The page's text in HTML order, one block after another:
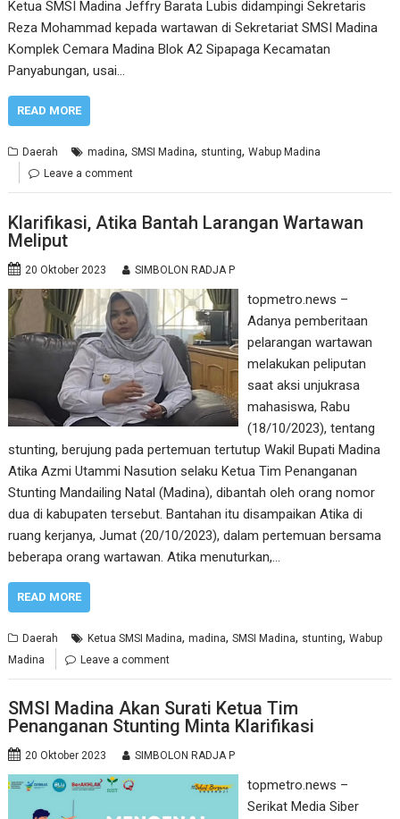
Ketua SMSI Madina Jeffry Barata Lubis didampingi Sekretaris
Reza Mohammad kepada wartawan di Sekretariat SMSI Madina
Komplek Cemara Madina Blok A2 Sipapaga Kecamatan
Panyabungan, usai…
READ MORE
Daerah madina,SMSI Madina, stunting,Wabup Madina
Leave a comment
Klarifikasi, Atika Bantah Larangan Wartawan
Meliput
20 Oktober 2023 SIMBOLON RADJA P
topmetro.news –
Adanya pemberitaan
pelarangan wartawan
melakukan peliputan
saat aksi unjukrasa
mahasiswa, Rabu
(18/10/2023), tentang
stunting, berujung pada pertemuan tertutup Wakil Bupati Madina
Atika Azmi Utammi Nasution selaku Ketua Tim Penanganan
Stunting Mandailing Natal (Madina), dibantah oleh orang nomor
dua di kabupaten tersebut. Bantahan itu disampaikan Atika di
ruang kerjanya, Jumat (20/10/2023), dalam pertemuan bersama
beberapa orang wartawan. Atika menuturkan,…
READ MORE
Daerah Ketua SMSI Madina,madina,SMSI Madina, stunting,Wabup
Madina
Leave a comment
SMSI Madina Akan Surati Ketua Tim
Penanganan Stunting Minta Klarifikasi
20 Oktober 2023 SIMBOLON RADJA P
topmetro.news –
Serikat Media Siber